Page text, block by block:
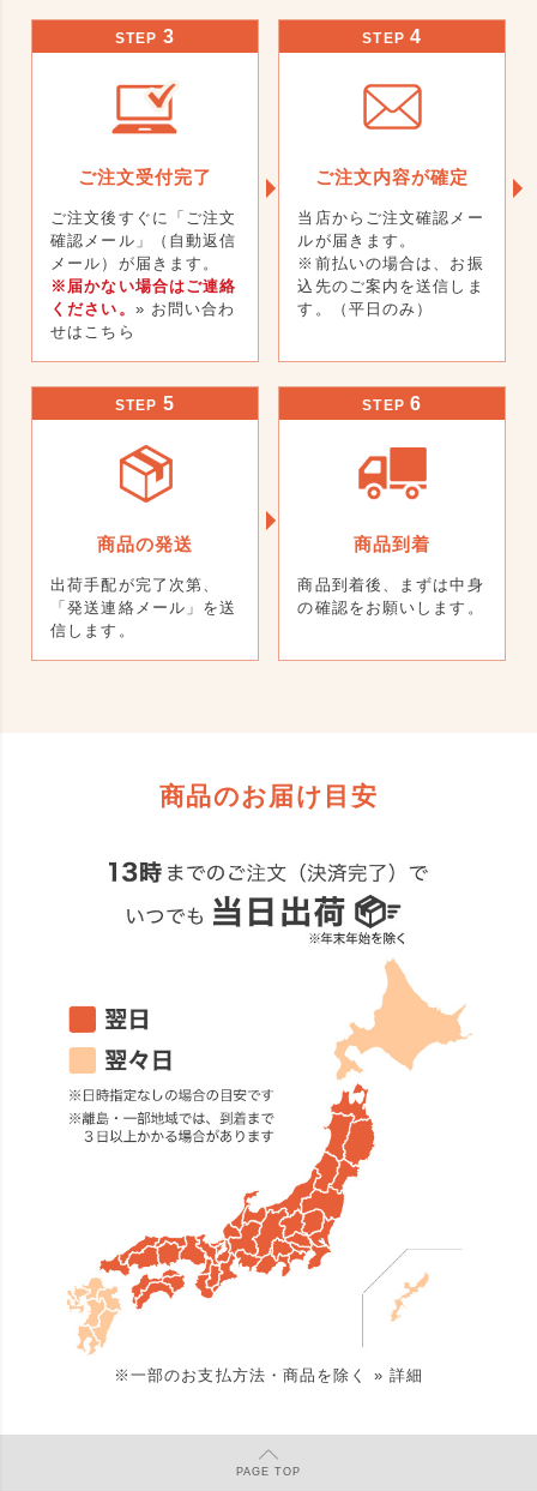
STEP 3
ご注文受付完了
ご注文後すぐに「ご注文
確認メール」（自動返信
メール）が届きます。
※届かない場合はご連絡
ください。 » お問い合わ
せはこちら
STEP 4
ご注文内容が確定
当店からご注文確認メー
ルが届きます。
※前払いの場合は、お振
込先のご案内を送信しま
す。（平日のみ）
STEP 5
商品の発送
出荷手配が完了次第、
「発送連絡メール」を送
信します。
STEP 6
商品到着
商品到着後、まずは中身
の確認をお願いします。
商品のお届け目安
※一部のお支払方法・商品を除く » 詳細
PAGETOP